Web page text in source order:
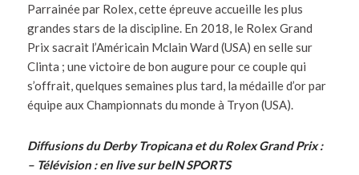
Parrainée par Rolex, cette épreuve accueille les plus
grandes stars de la discipline. En 2018, le Rolex Grand
Prix sacrait l’Américain Mclain Ward (USA) en selle sur
Clinta ; une victoire de bon augure pour ce couple qui
s’offrait, quelques semaines plus tard, la médaille d’or par
équipe aux Championnats du monde à Tryon (USA).
Diffusions du Derby Tropicana et du Rolex Grand Prix :
– Télévision : en live sur beIN SPORTS